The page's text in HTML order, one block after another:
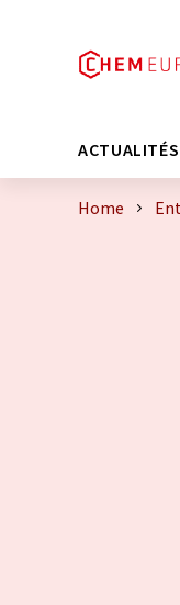
ACTUALITÉS
Home